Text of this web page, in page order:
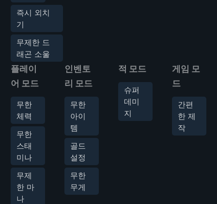
즉시 외치
기
무제한 드
래곤 소울
플레이
어 모드
무한
체력
무한
스태
미나
무제
한 마
나
인벤토
리 모드
무한
아이
템
골드
설정
무한
무게
적 모드
슈퍼
데미
지
게임 모
드
간편
한 제
작